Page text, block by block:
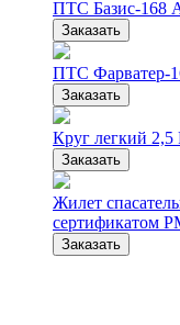
ПТС Базис-168
Заказать
ПТС Фарватер-
Заказать
Круг легкий
Заказать
Жилет
сертификатом
Заказать